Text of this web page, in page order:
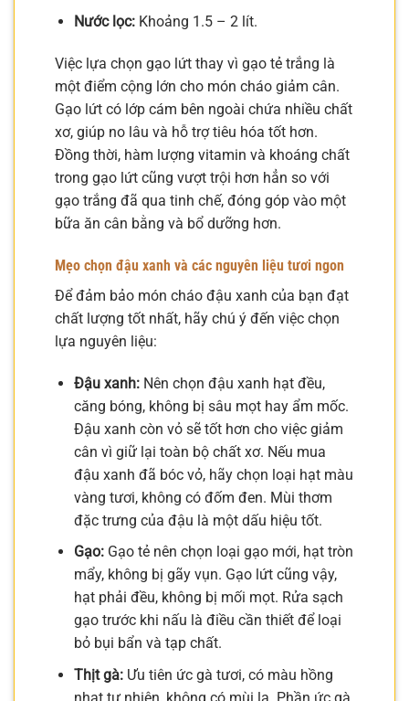
Nước lọc:Khoảng 1.5 – 2 lít.
Việc lựa chọn gạo lứt thay vì gạo tẻ trắng là
một điểm cộng lớn cho món cháo giảm cân.
Gạo lứt có lớp cám bên ngoài chứa nhiều chất
xơ, giúp no lâu và hỗ trợ tiêu hóa tốt hơn.
Đồng thời, hàm lượng vitamin và khoáng chất
trong gạo lứt cũng vượt trội hơn hẳn so với
gạo trắng đã qua tinh chế, đóng góp vào một
bữa ăn cân bằng và bổ dưỡng hơn.
Mẹo chọn đậu xanh và các nguyên liệu tươi ngon
Để đảm bảo món cháo đậu xanh của bạn đạt
chất lượng tốt nhất, hãy chú ý đến việc chọn
lựa nguyên liệu:
Đậu xanh:Nên chọn đậu xanh hạt đều,
căng bóng, không bị sâu mọt hay ẩm mốc.
Đậu xanh còn vỏ sẽ tốt hơn cho việc giảm
cân vì giữ lại toàn bộ chất xơ. Nếu mua
đậu xanh đã bóc vỏ, hãy chọn loại hạt màu
vàng tươi, không có đốm đen. Mùi thơm
đặc trưng của đậu là một dấu hiệu tốt.
Gạo:Gạo tẻ nên chọn loại gạo mới, hạt tròn
mẩy, không bị gãy vụn. Gạo lứt cũng vậy,
hạt phải đều, không bị mối mọt. Rửa sạch
gạo trước khi nấu là điều cần thiết để loại
bỏ bụi bẩn và tạp chất.
Thịt gà:Ưu tiên ức gà tươi, có màu hồng